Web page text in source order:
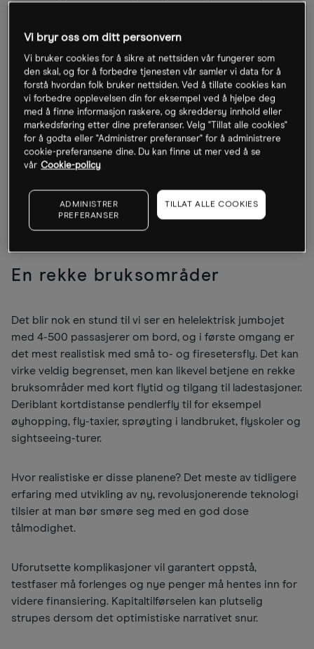
Norges satsing på å bli en testarena for null- og
lavutslippsluftfart. Målet er at elektriske rutefly kan frakte
passasjerer allerede i 2030.
I Sandefjord har Elfly tiltrukket seg spesialister fra hele
verden for å utvikle Norges første elektriske sjøfly.
Oppstartsselskapet har inngått intensjonsavtaler om salg
av 47 fly til en prislapp på 10 millioner dollar per stykk,
kroner i offentlig støtte, men trenger ytterligere 300
millioner for å kunne utvikle en fullskala modell. Luftfart er
og blir en kapitalintensiv bransje.
En rekke bruksområder
Det blir nok en stund til vi ser en helelektrisk jumbojet
med 4-500 passasjerer om bord, og i første omgang er
det mest realistisk med små to- og firesetersfly. Det kan
virke veldig begrenset, men kan likevel betjene en rekke
bruksområder med kort flytid og tilgang til ladestasjoner.
Deriblant kortdistanse pendlerfly til for eksempel
øyhopping, fly-taxier, sprøyting i landbruket, flyskoler og
sightseeing-turer.
Hvor realistiske er disse planene? Det meste av tidligere
erfaring med utvikling av ny, revolusjonerende teknologi
tilsier at man bør smøre seg med en god dose
tålmodighet.
Uforutsette komplikasjoner vil garantert oppstå,
testfaser må forlenges og nye penger må hentes inn for
videre finansiering. Kapitaltilførselen kan plutselig
strupes dersom det optimistiske narrativet snur.
Vi bryr oss om ditt personvern
Vi bruker cookies for å sikre at nettsiden vår fungerer som
den skal, og for å forbedre tjenesten vår samler vi data for å
forstå hvordan folk bruker nettsiden. Ved å tillate cookies kan
vi forbedre opplevelsen din for eksempel ved å hjelpe deg
med å finne informasjon raskere, og skreddersy innhold eller
markedsføring etter dine preferanser. Velg "Tillat alle cookies"
for å godta eller "Administrer preferanser" for å administrere
cookie-preferansene dine. Du kan finne ut mer ved å se
vår Cookie-policy
ADMINISTRER
PREFERANSER
TILLAT ALLE COOKIES